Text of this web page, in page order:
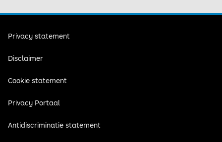
Privacy statement
Disclaimer
Cookie statement
Privacy Portaal
Antidiscriminatie statement